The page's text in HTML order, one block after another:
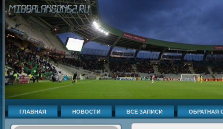
ГЛАВНАЯ НОВОСТИ ВСЕ ЗАПИСИ ОБРАТНАЯ